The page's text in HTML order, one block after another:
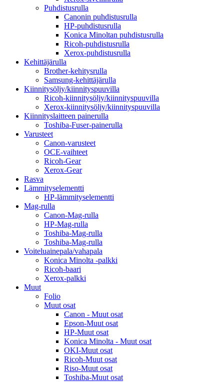
Puhdistusrulla
Canonin puhdistusrulla
HP-puhdistusrulla
Konica Minoltan puhdistusrulla
Ricoh-puhdistusrulla
Xerox-puhdistusrulla
Kehittäjärulla
Brother-kehitysrulla
Samsung-kehittäjärulla
Kiinnitysöljy/kiinnityspuuvilla
Ricoh-kiinnitysöljy/kiinnityspuuvilla
Xerox-kiinnitysöljy/kiinnityspuuvilla
Kiinnityslaitteen painerulla
Toshiba-Fuser-painerulla
Varusteet
Canon-varusteet
OCE-vaihteet
Ricoh-Gear
Xerox-Gear
Rasva
Lämmityselementti
HP-lämmityselementti
Mag-rulla
Canon-Mag-rulla
HP-Mag-rulla
Toshiba-Mag-rulla
Toshiba-Mag-rulla
Voiteluainepala/vahapala
Konica Minolta -palkki
Ricoh-baari
Xerox-palkki
Muut
Folio
Muut osat
Canon - Muut osat
Epson-Muut osat
HP-Muut osat
Konica Minolta - Muut osat
OKI-Muut osat
Ricoh-Muut osat
Riso-Muut osat
Toshiba-Muut osat